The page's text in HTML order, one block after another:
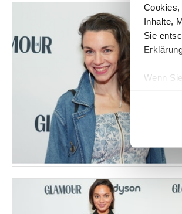
Inhalte,
Sie
Wenn
Wir
und die